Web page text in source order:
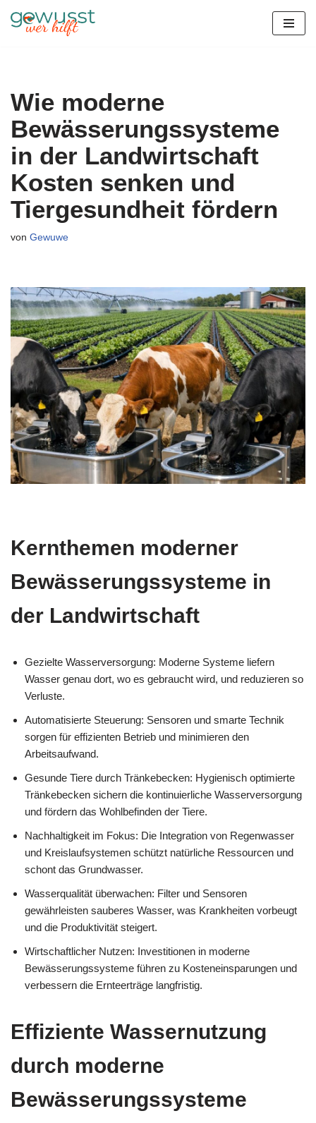
Wie moderne
Bewässerungssysteme
in der Landwirtschaft
Kosten senken und
Tiergesundheit fördern
von Gewuwe
Kernthemen moderner
Bewässerungssysteme in
der Landwirtschaft
Gezielte Wasserversorgung: Moderne Systeme liefern
Wasser genau dort, wo es gebraucht wird, und reduzieren so
Verluste.
Automatisierte Steuerung: Sensoren und smarte Technik
sorgen für effizienten Betrieb und minimieren den
Arbeitsaufwand.
Gesunde Tiere durch Tränkebecken: Hygienisch optimierte
Tränkebecken sichern die kontinuierliche Wasserversorgung
und fördern das Wohlbefinden der Tiere.
Nachhaltigkeit im Fokus: Die Integration von Regenwasser
und Kreislaufsystemen schützt natürliche Ressourcen und
schont das Grundwasser.
Wasserqualität überwachen: Filter und Sensoren
gewährleisten sauberes Wasser, was Krankheiten vorbeugt
und die Produktivität steigert.
Wirtschaftlicher Nutzen: Investitionen in moderne
Bewässerungssysteme führen zu Kosteneinsparungen und
verbessern die Ernteerträge langfristig.
Effiziente Wassernutzung
durch moderne
Bewässerungssysteme